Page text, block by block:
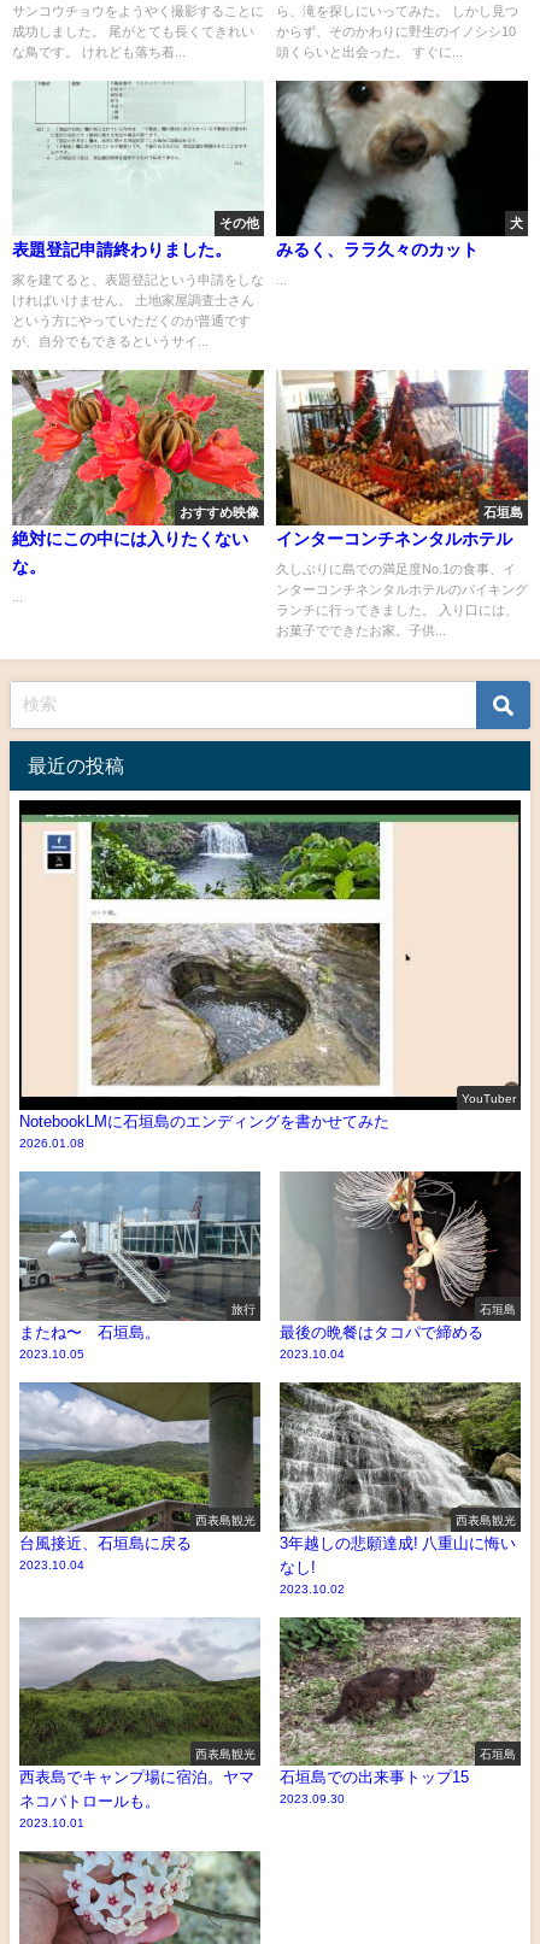
サンコウチョウをようやく撮影することに
成功しました。 尾がとても長くてきれい
な鳥です。 けれども落ち着...
ら、滝を探しにいってみた。 しかし見つ
からず、そのかわりに野生のイノシシ10
頭くらいと出会った。 すぐに...
その他
表題登記申請終わりました。
家を建てると、表題登記という申請をしな
ければいけません。 土地家屋調査士さん
という方にやっていただくのが普通です
が、自分でもできるというサイ...
犬
みるく、ララ久々のカット
おすすめ映像
絶対にこの中には入りたくない
な。
石垣島
インターコンチネンタルホテル
久しぶりに島での満足度No.1の食事、イ
ンターコンチネンタルホテルのバイキング
ランチに行ってきました。 入り口には、
お菓子でできたお家。子供...
最近の投稿
YouTuber
NotebookLMに石垣島のエンディングを書かせてみた
2026.01.08
旅行
またね〜 石垣島。
2023.10.05
石垣島
最後の晩餐はタコパで締める
2023.10.04
西表島観光
台風接近、石垣島に戻る
2023.10.04
西表島観光
3年越しの悲願達成! 八重山に悔い
なし!
2023.10.02
西表島観光
西表島でキャンプ場に宿泊。ヤマ
ネコパトロールも。
2023.10.01
石垣島
石垣島での出来事トップ15
2023.09.30